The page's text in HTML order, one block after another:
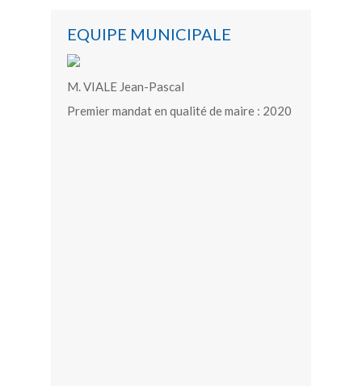
EQUIPE MUNICIPALE
M. VIALE Jean-Pascal
Premier mandat en qualité de maire : 2020